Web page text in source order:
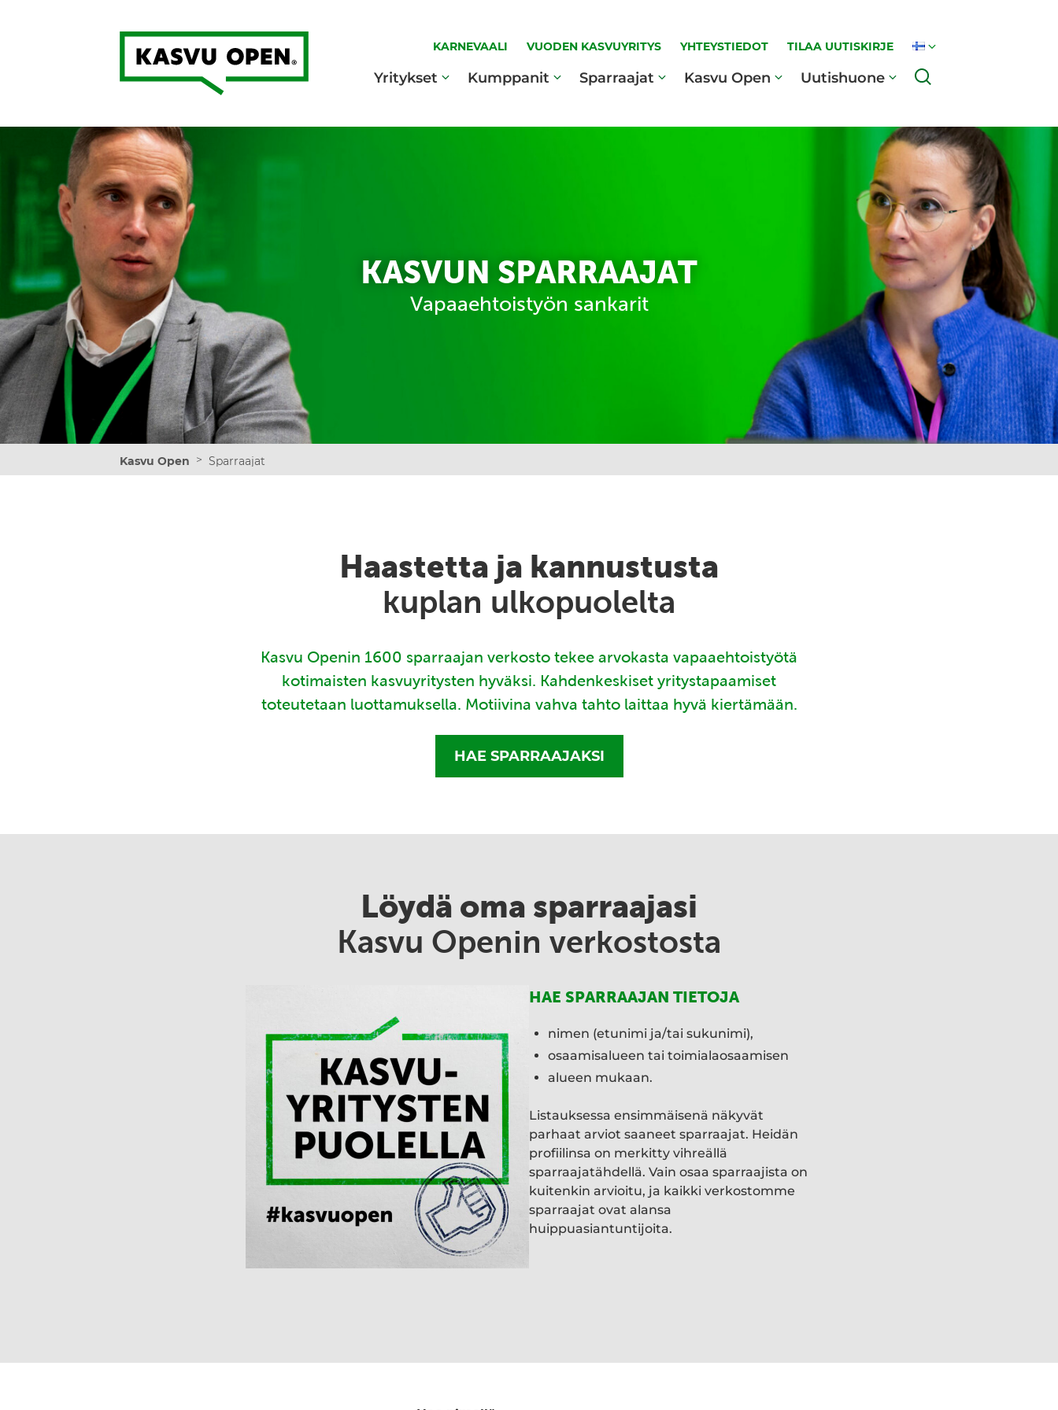
Kasvu Open
KARNEVAALI VUODEN KASVUYRITYS YHTEYSTIEDOT TILAA UUTISKIRJE
Yritykset Kumppanit Sparraajat Kasvu Open Uutishuone
KASVUN SPARRAAJAT
Vapaaehtoistyön sankarit
Kasvu Open > Sparraajat
Haastetta ja kannustusta
kuplan ulkopuolelta
Kasvu Openin 1600 sparraajan verkosto tekee arvokasta vapaaehtoistyötä
kotimaisten kasvuyritysten hyväksi. Kahdenkeskiset yritystapaamiset
toteutetaan luottamuksella. Motiivina vahva tahto laittaa hyvä kiertämään.
HAE SPARRAAJAKSI
Löydä oma sparraajasi
Kasvu Openin verkostosta
HAE SPARRAAJAN TIETOJA
nimen (etunimi ja/tai sukunimi),
osaamisalueen tai toimialaosaamisen
alueen mukaan.
Listauksessa ensimmäisenä näkyvät
parhaat arviot saaneet sparraajat. Heidän
profiilinsa on merkitty vihreällä
sparraajatähdellä. Vain osaa sparraajista on
kuitenkin arvioitu, ja kaikki verkostomme
sparraajat ovat alansa
huippuasiantuntijoita.